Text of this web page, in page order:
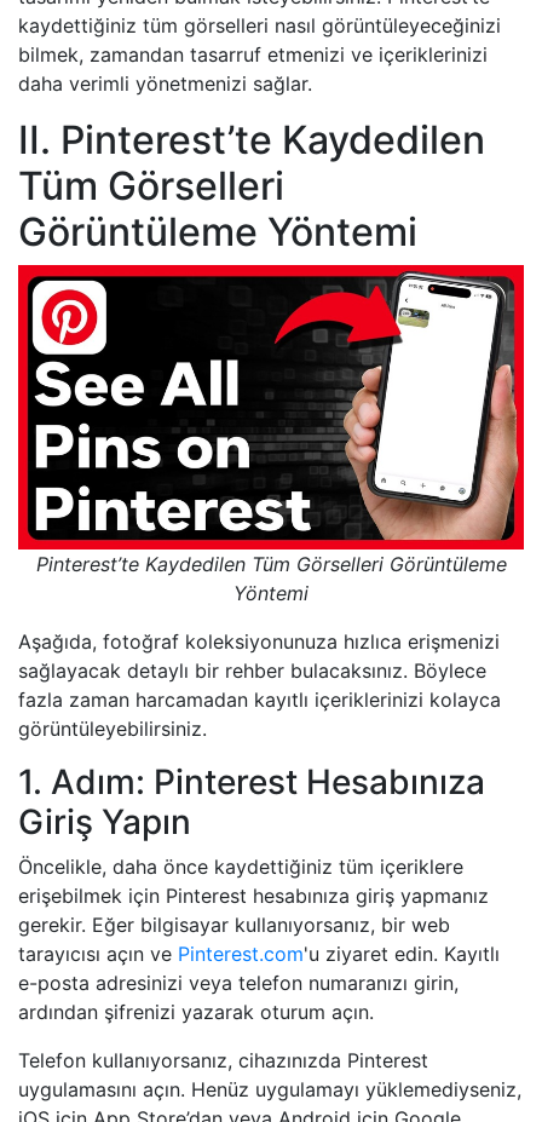
kaydettiğiniz tüm görselleri nasıl görüntüleyeceğinizi
bilmek, zamandan tasarruf etmenizi ve içeriklerinizi
daha verimli yönetmenizi sağlar.
II. Pinterest’te Kaydedilen
Tüm Görselleri
Görüntüleme Yöntemi
Pinterest’te Kaydedilen Tüm Görselleri Görüntüleme
Yöntemi
Aşağıda, fotoğraf koleksiyonunuza hızlıca erişmenizi
sağlayacak detaylı bir rehber bulacaksınız. Böylece
fazla zaman harcamadan kayıtlı içeriklerinizi kolayca
görüntüleyebilirsiniz.
1. Adım: Pinterest Hesabınıza
Giriş Yapın
Öncelikle, daha önce kaydettiğiniz tüm içeriklere
erişebilmek için Pinterest hesabınıza giriş yapmanız
gerekir. Eğer bilgisayar kullanıyorsanız, bir web
tarayıcısı açın ve Pinterest.com'u ziyaret edin. Kayıtlı
e-posta adresinizi veya telefon numaranızı girin,
ardından şifrenizi yazarak oturum açın.
Telefon kullanıyorsanız, cihazınızda Pinterest
uygulamasını açın. Henüz uygulamayı yüklemediyseniz,